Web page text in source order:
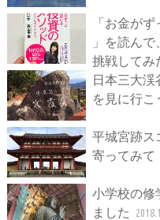
「お金が
」を読ん
挑戦してみ
日本三大
を見に行こ
平城宮跡ス
寄ってみて
小学校の修
ました